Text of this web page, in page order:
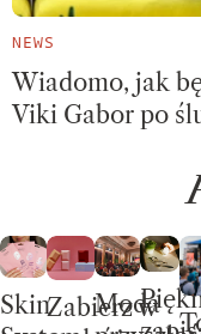
NEWS
Wiadomo, jak
Viki Gabor po
SkinZabierz w
Moda